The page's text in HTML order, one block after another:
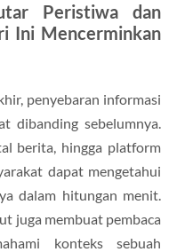
Peristiwa dan
Ini Mencerminkan
penyebaran informasi
dibanding sebelumnya.
berita, hingga platform
dapat mengetahui
dalam hitungan menit.
juga membuat pembaca
konteks sebuah